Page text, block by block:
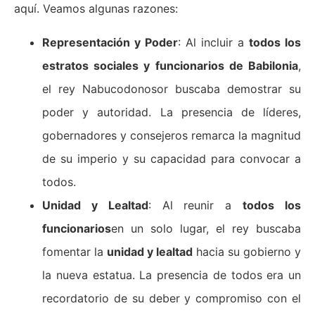
aquí. Veamos algunas razones:
Representación y Poder: Al incluir a todos los
estratos sociales y funcionarios de Babilonia,
el rey Nabucodonosor buscaba demostrar su
poder y autoridad. La presencia de líderes,
gobernadores y consejeros remarca la magnitud
de su imperio y su capacidad para convocar a
todos.
Unidad y Lealtad: Al reunir atodos los
funcionariosen un solo lugar, el rey buscaba
fomentar la unidad y lealtad hacia su gobierno y
la nueva estatua. La presencia de todos era un
recordatorio de su deber y compromiso con el